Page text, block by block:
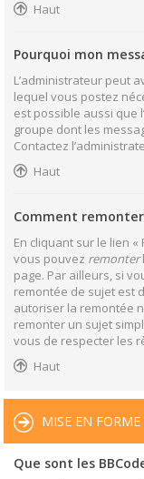
Haut
Pourquoi mon
L’administrateur peut
lequel vous postez
est possible aussi que
groupe dont les
Contactez
Haut
Comment
En cliquant sur le lien
vous pouvez remonter
page. Par ailleurs, si
remontée de sujet est
autoriser la remontée
remonter un sujet
vous de respecter les
Haut
MISE EN
Que sont les